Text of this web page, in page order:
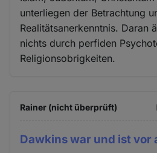
unterliegen der Betrachtung
Realitätsanerkenntnis. Daran
nichts durch perfiden
Religionsobrigkeiten.
Rainer (nicht überprüft)
Dawkins war und ist vor